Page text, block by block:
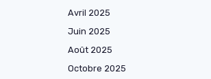
Avril 2025
Juin 2025
Août 2025
Octobre 2025